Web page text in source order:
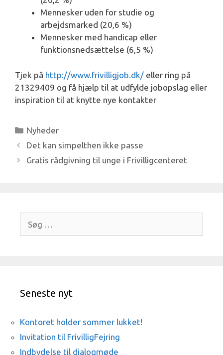
Mennesker uden for studie og
arbejdsmarked (20,6 %)
Mennesker med handicap eller
funktionsnedsættelse (6,5 %)
Tjek på http://www.frivilligjob.dk/ eller ring på
21329409 og få hjælp til at udfylde jobopslag eller
inspiration til at knytte nye kontakter
Kategorier
Nyheder
Det kan simpelthen ikke passe
Gratis rådgivning til unge i Frivilligcenteret
efter:
Seneste nyt
Kontoret holder sommer lukket!
Invitation til FrivilligFejring
Indbydelse til dialogmøde